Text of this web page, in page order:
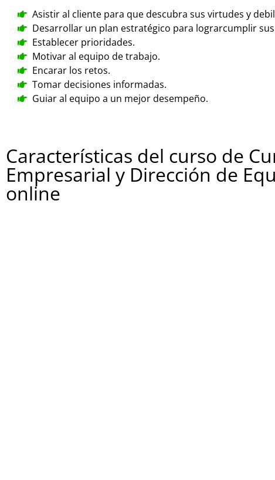
Asistir al cliente para que descubra sus virtudes y
Desarrollar un plan estratégico para lograrcumplir
Establecer prioridades.
Motivar al equipo de trabajo.
Encarar los retos.
Tomar decisiones informadas.
Guiar al equipo a un mejor desempeño.
Características del curso de
Empresarial y Dirección de
online